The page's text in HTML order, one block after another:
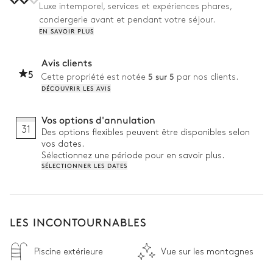
attend ensuite sur la terrasse, face à une vue imprenable sur
les montagnes environnantes. Après une après-midi passée
dans les rues animées de Marrakech, rentrez vous détendre
pour un délicieux dîner au barbecue, puis laissez-vous bercer
par la douce chaleur de la cheminée.
Luxe intemporel, services et expériences phares,
conciergerie avant et pendant votre séjour.
EN SAVOIR PLUS
5
Avis clients
Cette propriété est notée 5 sur 5 par nos clients.
DÉCOUVRIR LES AVIS
31
Vos options d'annulation
Des options flexibles peuvent être disponibles selon
vos dates.
Sélectionnez une période pour en savoir plus.
SÉLECTIONNER LES DATES
LES INCONTOURNABLES
Piscine extérieure Vue sur les montagnes